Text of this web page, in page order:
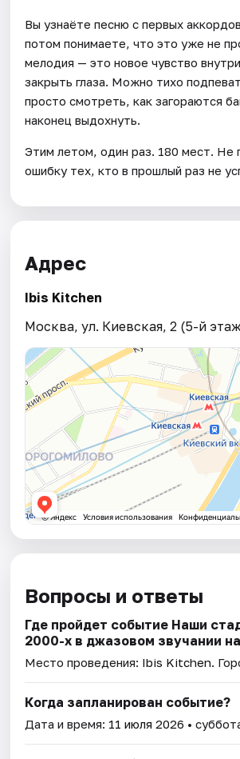
Вы узнаёте песню с первых
потом понимаете, что это уже не
мелодия — это новое чувство
закрыть глаза. Можно тихо
просто смотреть, как загораются
наконец выдохнуть.
Этим летом, один раз. 180 мест. Не
ошибку тех, кто в прошлый раз не
Адрес
Ibis Kitchen
Москва, ул. Киевская, 2 (5-й
Вопросы и ответы
Где пройдет событие Наши
2000-х в джазовом звучании
Место проведения: Ibis Kitchen.
Когда запланирован событие?
Дата и время: 11 июля 2026 •